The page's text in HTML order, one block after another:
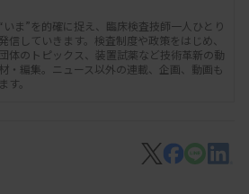
ま”を的確に捉え、臨床検査技師一人ひとり
信していきます。検査制度や政策をはじめ、
体のトピックス、装置試薬など技術革新の動
・編集。ニュース以外の連載、企画、動画も
す。